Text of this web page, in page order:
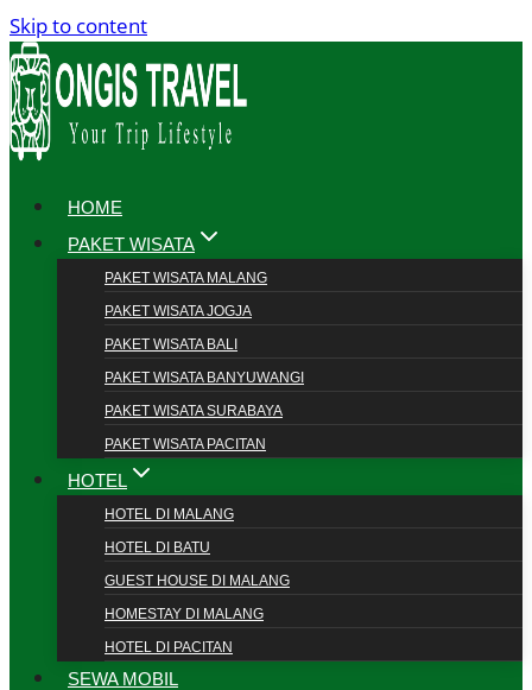
Skip to content
HOME
PAKET WISATA
PAKET WISATA MALANG
PAKET WISATA JOGJA
PAKET WISATA BALI
PAKET WISATA BANYUWANGI
PAKET WISATA SURABAYA
PAKET WISATA PACITAN
HOTEL
HOTEL DI MALANG
HOTEL DI BATU
GUEST HOUSE DI MALANG
HOMESTAY DI MALANG
HOTEL DI PACITAN
SEWA MOBIL